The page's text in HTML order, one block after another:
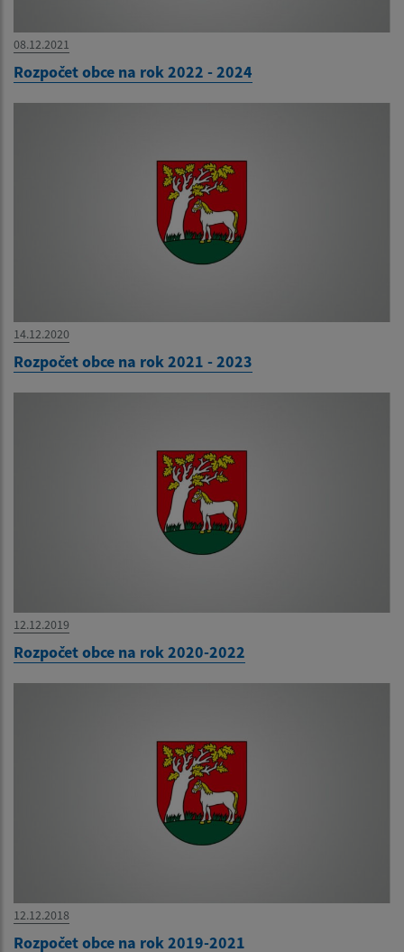
08.12.2021
Rozpočet obce na rok 2022 - 2024
14.12.2020
Rozpočet obce na rok 2021 - 2023
12.12.2019
Rozpočet obce na rok 2020-2022
12.12.2018
Rozpočet obce na rok 2019-2021